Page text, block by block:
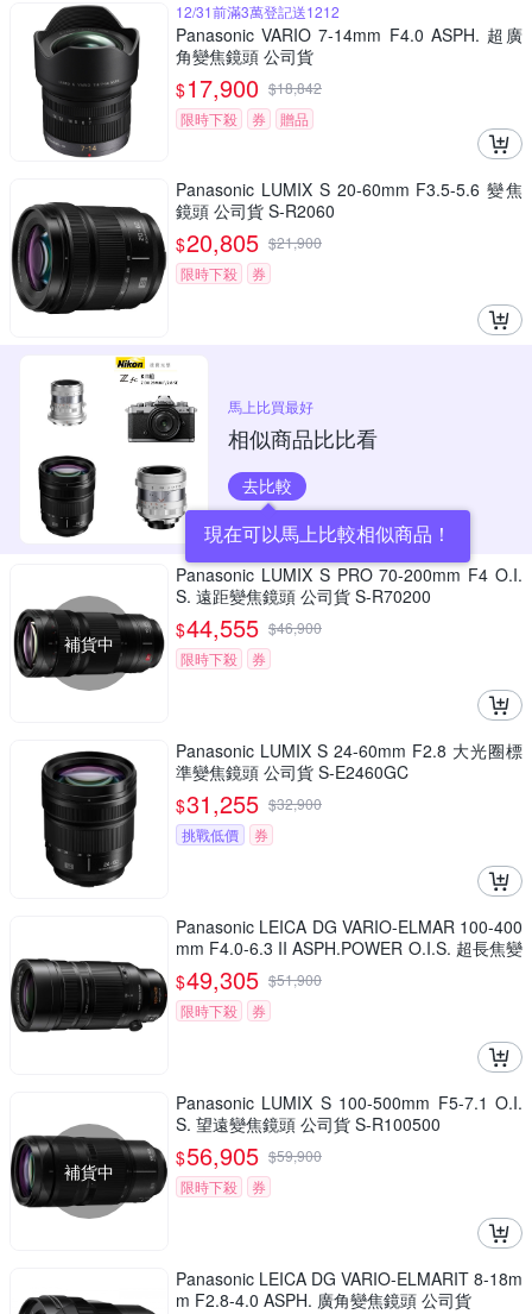
12/31前滿3萬登記送1212
Panasonic VARIO 7-14mm F4.0 ASPH. 超廣
角變焦鏡頭 公司貨
$17,900 $18,842
限時下殺
券 贈品
Panasonic LUMIX S 20-60mm F3.5-5.6 變焦
鏡頭 公司貨 S-R2060
$20,805 $21,900
限時下殺
券
馬上比買最好
相似商品比比看
去比較
現在可以馬上比較相似商品！
補貨中
Panasonic LUMIX S PRO 70-200mm F4 O.I.
S. 遠距變焦鏡頭 公司貨 S-R70200
$44,555 $46,900
限時下殺
券
Panasonic LUMIX S 24-60mm F2.8 大光圈標
準變焦鏡頭 公司貨 S-E2460GC
$31,255 $32,900
挑戰低價
券
Panasonic LEICA DG VARIO-ELMAR 100-400
mm F4.0-6.3 II ASPH.POWER O.I.S. 超長焦變
焦鏡頭 公司貨 H-RSA100400G
$49,305 $51,900
限時下殺
券
補貨中
Panasonic LUMIX S 100-500mm F5-7.1 O.I.
S. 望遠變焦鏡頭 公司貨 S-R100500
$56,905 $59,900
限時下殺
券
Panasonic LEICA DG VARIO-ELMARIT 8-18m
m F2.8-4.0 ASPH. 廣角變焦鏡頭 公司貨